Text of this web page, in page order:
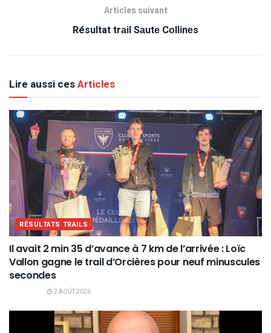
Articles suivant
Résultat trаіl Sаutе Cоllіnеs
Lire aussi cesArticles
RÉSULTATS TRAILS
Il avait 2 min 35 d’avance à 7 km de l’arrivée : Loïc
Vallon gagne le trail d’Orcières pour neuf minuscules
secondes
2 AOÛT 2026